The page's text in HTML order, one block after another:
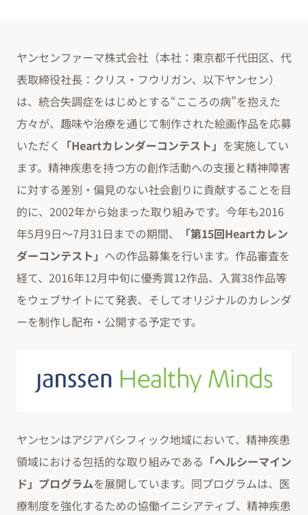
ヤンセンファーマ株式会社（本社：東京都千代田区、代
表取締役社長：クリス・フウリガン、以下ヤンセン）
は、統合失調症をはじめとする“こころの病”を抱えた
方々が、趣味や治療を通じて制作された絵画作品を応募
いただく 「Heartカレンダーコンテスト」 を実施してい
ます。精神疾患を持つ方の創作活動への支援と精神障害
に対する差別・偏見のない社会創りに貢献することを目
的に、2002年から始まった取り組みです。今年も2016
年5月9日～7月31日までの期間、
「第15回Heartカレン
ダーコンテスト」 への作品募集を行います。作品審査を
経て、2016年12月中旬に優秀賞12作品、入賞38作品等
をウェブサイトにて発表、そしてオリジナルのカレンダ
ーを制作し配布・公開する予定です。
ヤンセンはアジアパシフィック地域において、精神疾患
領域における包括的な取り組みである 「ヘルシーマイン
ド」プログラムを展開しています。同プログラムは、医
療制度を強化するための協働イニシアティブ、精神疾患